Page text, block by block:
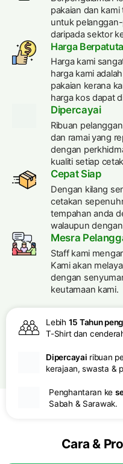
pakaian dan
untuk
daripada sektor
Harga
Harga kami
harga kami
pakaian kerana
harga kos dapat
Dipercayai
Ribuan
dan ramai yang
dengan
kualiti setiap
Cepat Siap
Dengan kilang
cetakan
tempahan anda
walaupun
Mesra
Staff kami
Kami akan
dengan
keutamaan kami.
Lebih 15 Tahun
T-Shirt dan
Dipercayai ribuan
kerajaan, swasta &
Penghantaran ke
Sabah & Sarawak.
Cara &